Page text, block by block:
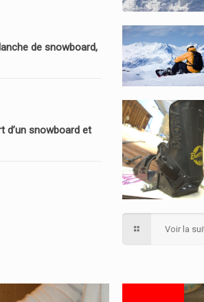
de snowboard,
d’un snowboard et
Voir la